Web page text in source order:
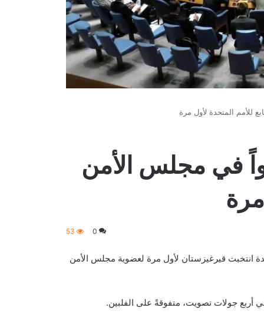
للأمم المتحدة لأول مرة
في مجلس الأمن
0
53
انتخبت قيرغيزستان لأول مرة لعضوية مجلس الأمن
أربع جولات تصويت، متفوقةً على الفلبين.